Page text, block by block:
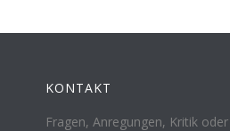
KONTAKT
Fragen, Anregungen, Kritik oder